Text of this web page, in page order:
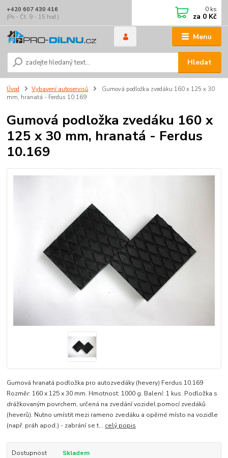
Menu
Hledat
+420 607 430 416
(Po - Čt: 9 - 15 hod.)
0 ks
za 0 Kč
Úvod Vybavení autoservisů
Gumová podložka zvedáku 160 x 125 x 30
mm, hranatá - Ferdus 10.169
Gumová podložka zvedáku 160 x
125 x 30 mm, hranatá - Ferdus
10.169
Gumová hranatá podložka pro autozvedáky (hevery) Ferdus 10.169
Rozměr: 160 x 125 x 30 mm. Hmotnost: 1000 g. Balení: 1 kus. Podložka s
drážkovaným povrchem, určená na zvedání vozidel pomocí zvedáků
(heverů). Nutno umístit mezi rameno zvedáku a opěrné místo na vozidle
(např. práh apod.) - zabrání se t... celý popis
Dostupnost Skladem